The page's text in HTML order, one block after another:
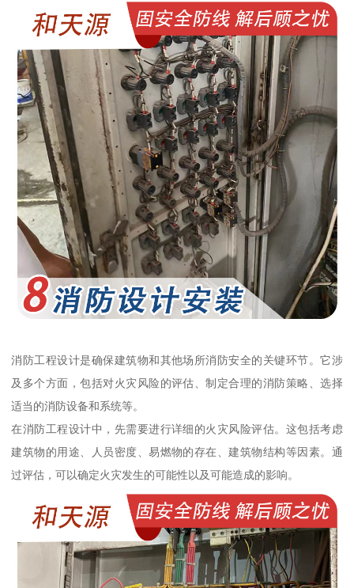
消防工程设计是确保建筑物和其他场所消防安全的关键环节。它涉
及多个方面，包括对火灾风险的评估、制定合理的消防策略、选择
适当的消防设备和系统等。
在消防工程设计中，先需要进行详细的火灾风险评估。这包括考虑
建筑物的用途、人员密度、易燃物的存在、建筑物结构等因素。通
过评估，可以确定火灾发生的可能性以及可能造成的影响。